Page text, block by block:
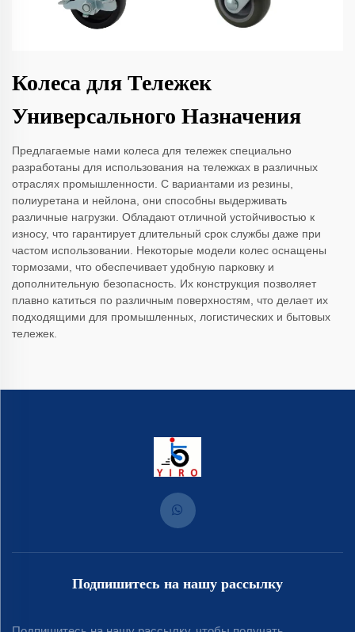
Колеса для Тележек
Универсального Назначения
Предлагаемые нами колеса для тележек специально
разработаны для использования на тележках в различных
отраслях промышленности. С вариантами из резины,
полиуретана и нейлона, они способны выдерживать
различные нагрузки. Обладают отличной устойчивостью к
износу, что гарантирует длительный срок службы даже при
частом использовании. Некоторые модели колес оснащены
тормозами, что обеспечивает удобную парковку и
дополнительную безопасность. Их конструкция позволяет
плавно катиться по различным поверхностям, что делает их
подходящими для промышленных, логистических и бытовых
тележек.
Подпишитесь на нашу рассылку